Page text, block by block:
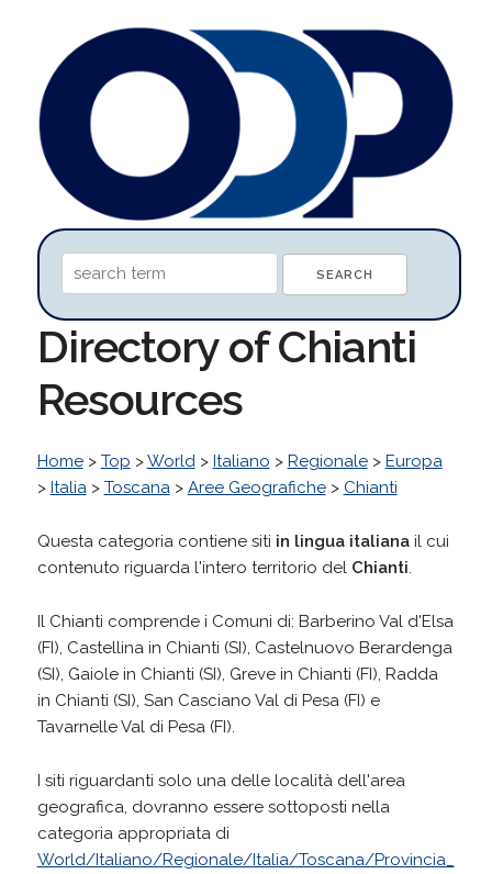
Directory of Chianti
Resources
Home> Top >World> Italiano > Regionale> Europa
> Italia> Toscana> Aree Geografiche> Chianti
Questa categoria contiene siti in lingua italianail cui
contenuto riguarda l'intero territorio del Chianti.
Il Chianti comprende i Comuni di: Barberino Val d'Elsa
(FI), Castellina in Chianti (SI), Castelnuovo Berardenga
(SI), Gaiole in Chianti (SI), Greve in Chianti (FI), Radda
in Chianti (SI), San Casciano Val di Pesa (FI) e
Tavarnelle Val di Pesa (FI).
I siti riguardanti solo una delle località dell'area
geografica, dovranno essere sottoposti nella
categoria appropriata di
World/Italiano/Regionale/Italia/Toscana/Provincia_